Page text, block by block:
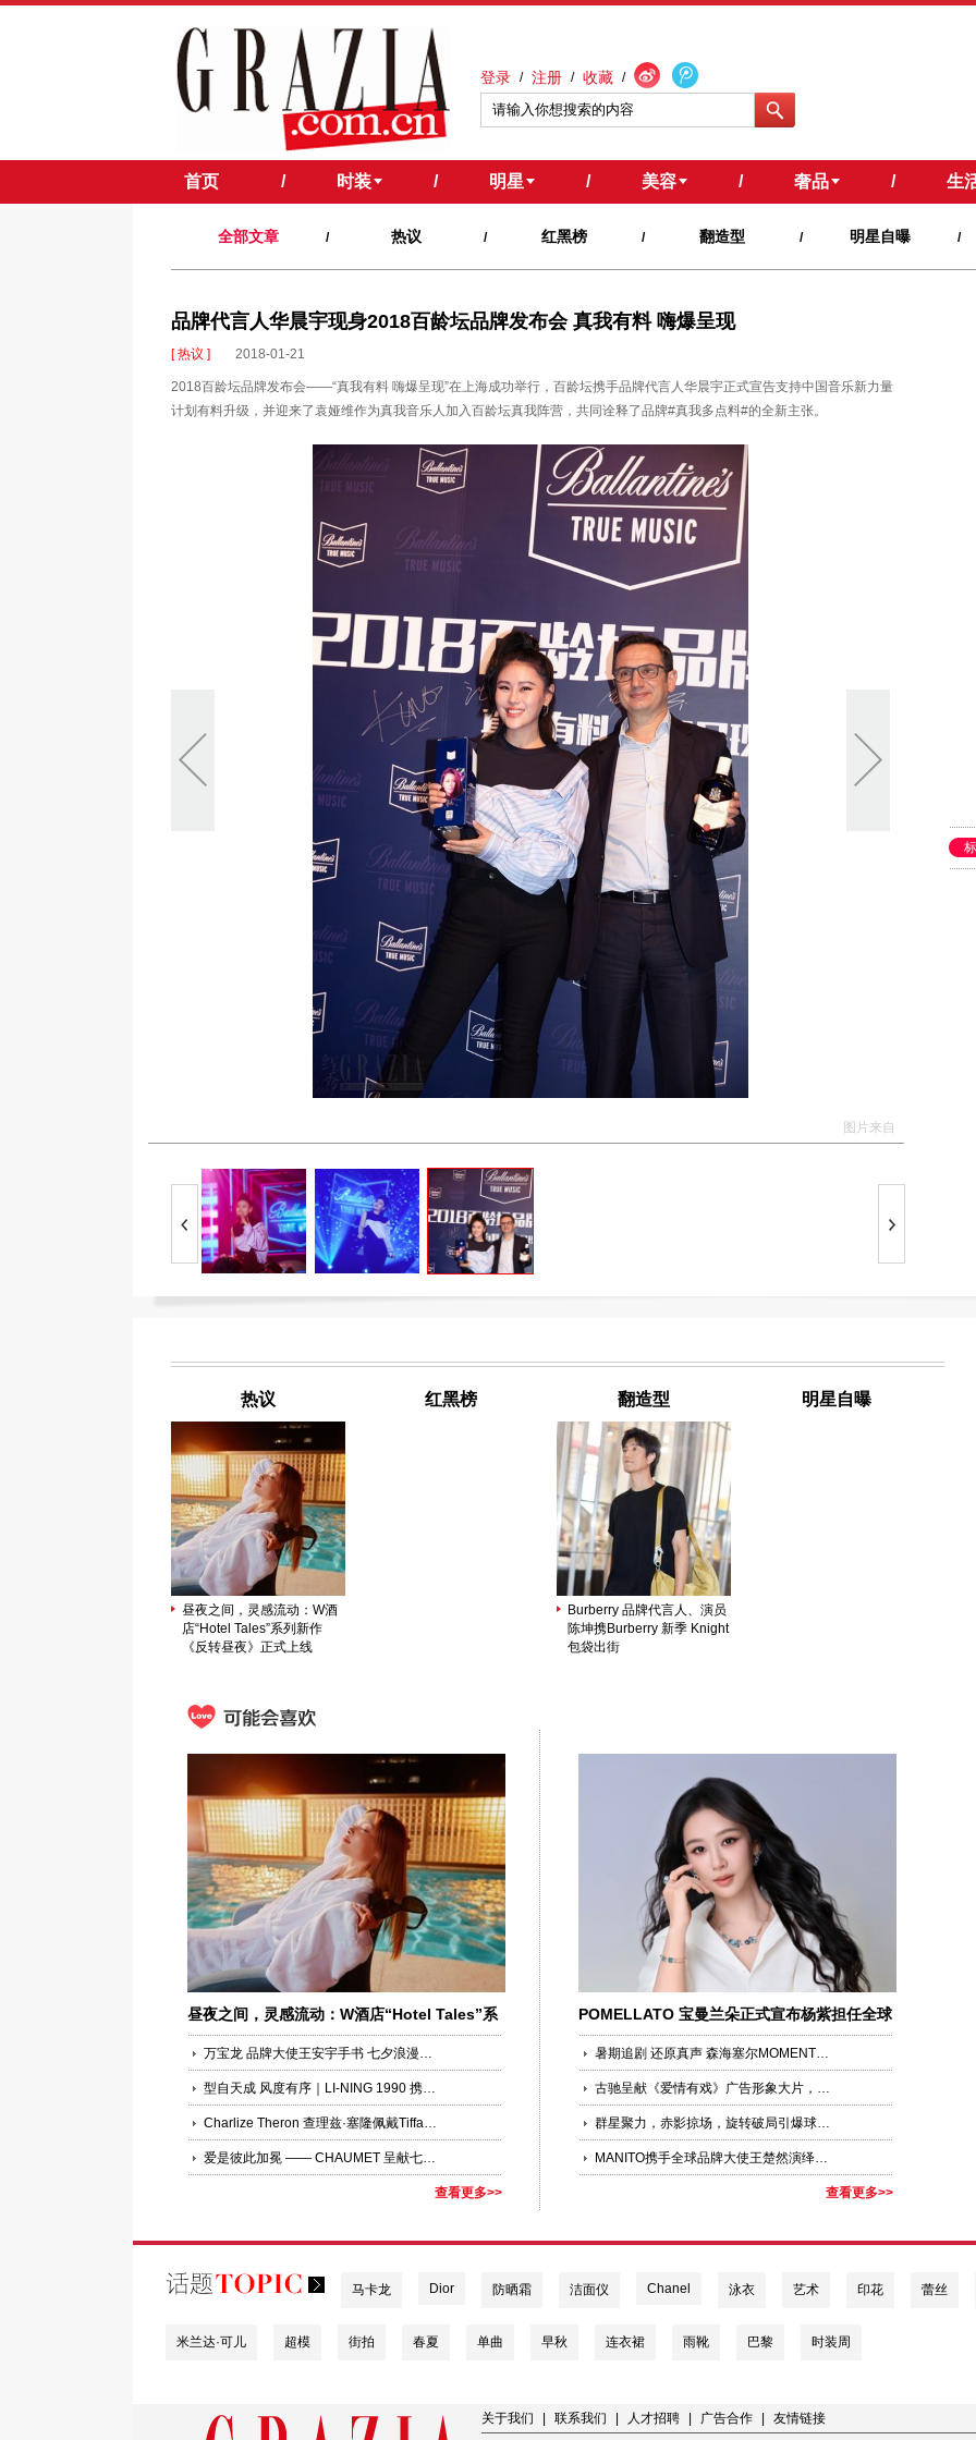
登录 / 注册 / 收藏 /
首页 / 时装 / 明星 / 美容 / 奢品 / 生
全部文章 / 热议 / 红黑榜 / 翻造型 / 明星自曝 /
品牌代言人华晨宇现身2018百龄坛品牌发布会 真我有料 嗨爆呈现
[ 热议 ] 2018-01-21
2018百龄坛品牌发布会——“真我有料 嗨爆呈现”在上海成功举行，百龄坛携手品牌代言人华晨宇正式宣告支持中国音乐新力量
计划有料升级，并迎来了袁娅维作为真我音乐人加入百龄坛真我阵营，共同诠释了品牌#真我多点料#的全新主张。
图片来自
热议
昼夜之间，灵感流动：W酒
店“Hotel Tales”系列新作
《反转昼夜》正式上线
红黑榜 翻造型
Burberry 品牌代言人、演员
陈坤携Burberry 新季 Knight
包袋出街
明星自曝
昼夜之间，灵感流动：W酒店“Hotel Tales”系
列新作《反转昼夜》正式上线
万宝龙 品牌大使王安宇手书 七夕浪漫心意
型自天成 风度有序｜LI-NING 1990 携手肖战呈献 CLUB 俱乐部系列
Charlize Theron 查理兹·塞隆佩戴Tiffany & Co. 蒂芙尼出席电影《奥德赛》北京首映礼
爱是彼此加冕 —— CHAUMET 呈献七夕短片 特邀品牌大使文淇出演、 周璟豪执导
查看更多>>
POMELLATO 宝曼兰朵正式宣布杨紫担任全球
品牌代言人
暑期追剧 还原真声 森海塞尔MOMENTUM 5携手宋威龙带来更加沉浸影音体验
古驰呈献《爱情有戏》广告形象大片，以三支短片致意浪漫七夕
群星聚力，赤影掠场，旋转破局引爆球场对决 Wilson威尔胜发布全新Defyer 系列高性能球拍
MANITO携手全球品牌大使王楚然演绎Diva系列
查看更多>>
马卡龙 Dior 防晒霜 洁面仪 Chanel 泳衣 艺术 印花 蕾丝
米兰达·可儿 超模 街拍 春夏 单曲 早秋 连衣裙 雨靴 巴黎 时装周
关于我们 联系我们 人才招聘 广告合作 友情链接